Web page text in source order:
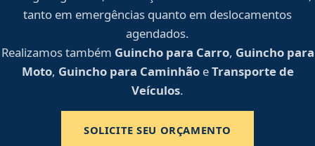
tanto em emergências quanto em deslocamentos
agendados.
Realizamos também Guincho para Carro, Guincho para
Moto, Guincho para CaminhãoeTransporte de
Veículos.
SOLICITE SEU ORÇAMENTO